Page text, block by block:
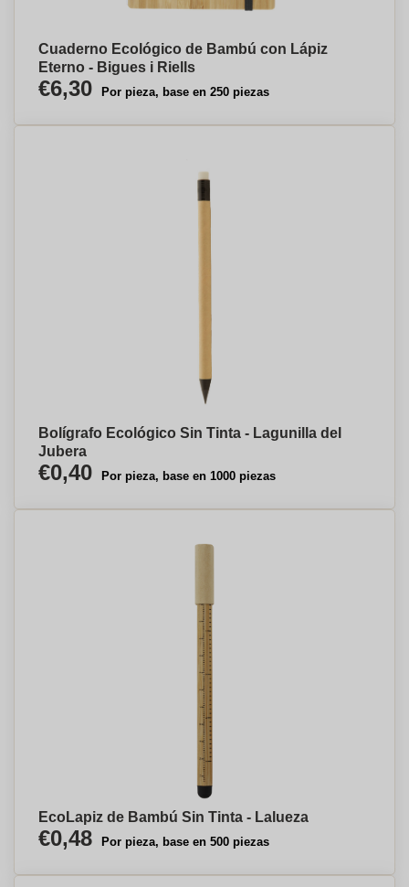
Cuaderno Ecológico de Bambú con Lápiz
Eterno - Bigues i Riells
€6,30 Por pieza, base en 250 piezas
Bolígrafo Ecológico Sin Tinta - Lagunilla del
Jubera
€0,40 Por pieza, base en 1000 piezas
EcoLapiz de Bambú Sin Tinta - Lalueza
€0,48 Por pieza, base en 500 piezas